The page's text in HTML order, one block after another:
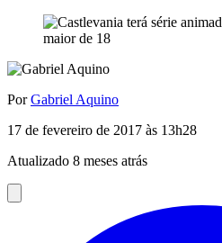
PorGabriel Aquino
17 de fevereiro de 2017 às 13h28
Atualizado 8 meses atrás